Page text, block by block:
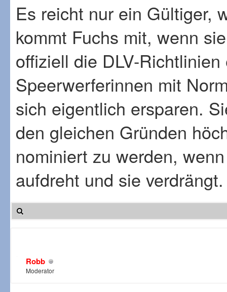
Es reicht nur ein Gültiger,
kommt Fuchs mit, wenn
offiziell die DLV-
Speerwerferinnen mit
sich eigentlich ersparen.
den gleichen Gründen
nominiert zu werden,
aufdreht und sie verdrängt.
Robb
Moderator